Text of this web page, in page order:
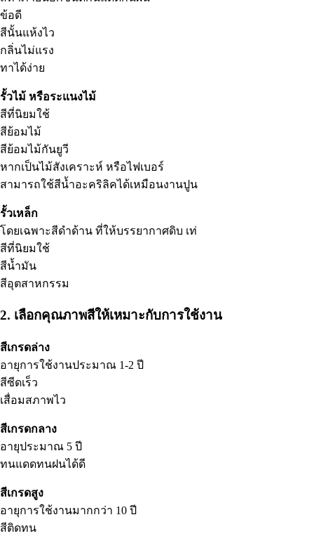
ข้อดี
สีนั้นแห้งไว
กลิ่นไม่แรง
ทาได้ง่าย
รั้วไม้ หรือระแนงไม้
สีที่นิยมใช้
สีย้อมไม้
สีย้อมไม้กันยูวี
หากเป็นไม้สังเคราะห์ หรือไฟเบอร์
สามารถใช้สีน้ำอะคริลิคได้เหมือนงานปูน
รั้วเหล็ก
โดยเฉพาะสีดำด้าน ที่ให้บรรยากาศดิบ เท่
สีที่นิยมใช้
สีน้ำมัน
สีอุตสาหกรรม
2. เลือกคุณภาพสีให้เหมาะกับการใช้งาน
สีเกรดล่าง
อายุการใช้งานประมาณ 1-2 ปี
สีซีดเร็ว
เสื่อมสภาพไว
สีเกรดกลาง
อายุประมาณ 5 ปี
ทนแดดทนฝนได้ดี
สีเกรดสูง
อายุการใช้งานมากกว่า 10 ปี
สีติดทน